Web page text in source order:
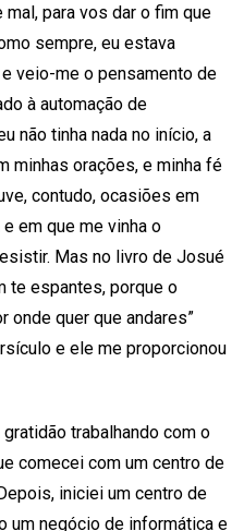
para vos dar o fim que
sempre, eu estava
veio-me o pensamento de
à automação de
não tinha nada no início, a
minhas orações, e minha fé
contudo, ocasiões em
em que me vinha o
Mas no livro de Josué
te espantes, porque o
onde quer que andares”
e ele me proporcionou
trabalhando com o
comecei com um centro de
iniciei um centro de
um negócio de informática e